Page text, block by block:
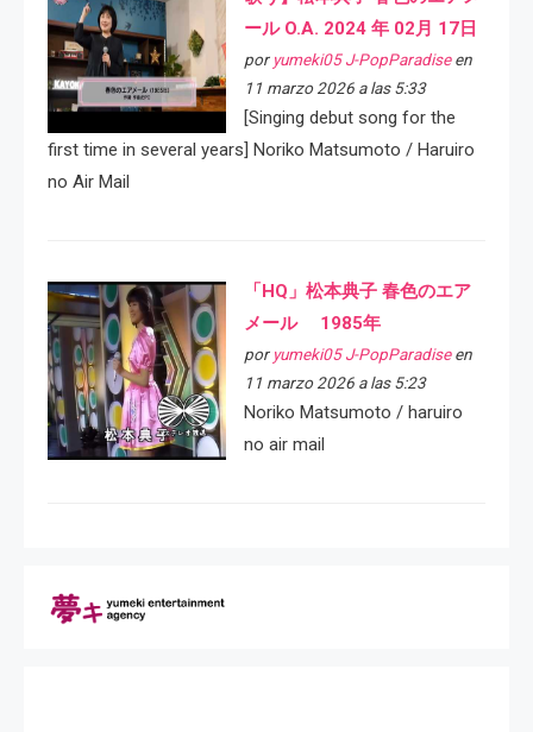
ール O.A. 2024 年 02月 17日
por yumeki05 J-PopParadiseen
11 marzo 2026 a las 5:33
[Singing debut song for the
first time in several years] Noriko Matsumoto / Haruiro
no Air Mail
「HQ」松本典子 春色のエア
メール 1985年
por yumeki05 J-PopParadiseen
11 marzo 2026 a las 5:23
Noriko Matsumoto / haruiro
no air mail